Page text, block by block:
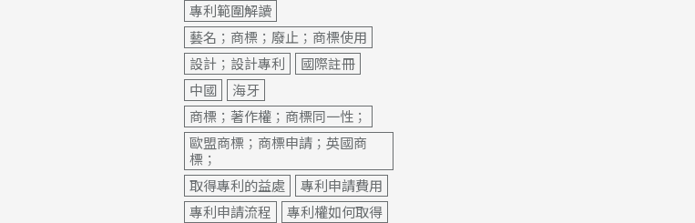
專利範圍解讀
藝名；商標；廢止；商標使用
設計；設計專利
國際註冊
中國
海牙
商標；著作權；商標同一性；
歐盟商標；商標申請；英國商
標；
取得專利的益處
專利申請費用
專利申請流程
專利權如何取得